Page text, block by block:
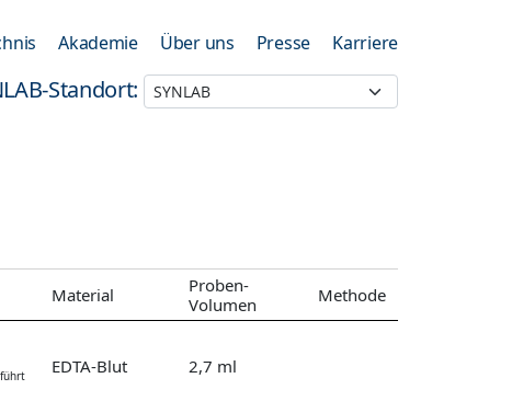
Akademie Über uns Presse Karriere
Standort:
Material
Proben-
Volumen
Methode
EDTA-Blut 2,7 ml